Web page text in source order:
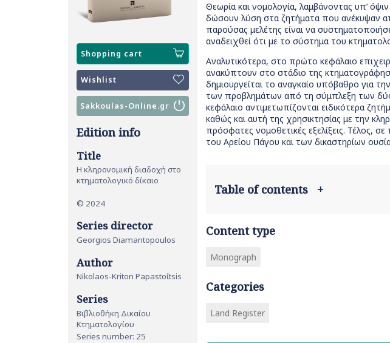
Shopping cart
Wishlist
Sakkoulas-Online.gr
Edition info
Title
Η κληρονομική διαδοχή στο
κτηματολογικό δίκαιο
© 2024
Series director
Georgios Diamantopoulos
Author
Nikolaos-Kriton Papastoΐtsis
Series
Βιβλιοθήκη Δικαίου
Κτηματολογίου
Series number: 25
Θεωρία και νομολογία, λαμβάνοντας υπ’
δώσουν λύση στα ζητήματα που ανέκυψαν
παρούσας μελέτης είναι να
αναδειχθεί ότι με το σύστημα του
Αναλυτικότερα, στο πρώτο κεφάλαιο
ανακύπτουν στο στάδιο της
δημιουργείται το αναγκαίο υπόβαθρο για
των προβλημάτων από τη σύμπλεξη των
κεφάλαιο αντιμετωπίζονται ειδικότερα
καθώς και αυτή της χρησικτησίας με την
πρόσφατες νομοθετικές εξελίξεις. Τέλος,
του Αρείου Πάγου και των δικαστηρίων
Table of contents +
Content type
Monograph
Categories
Land Register